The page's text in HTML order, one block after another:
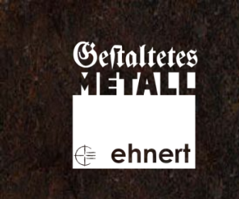
Zum
springen
Gestaltetes